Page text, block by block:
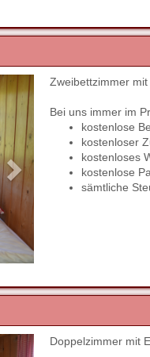
Next Zweibettzimmer
Bei uns immer im
kostenlose
kostenloser
kostenloses
kostenlose
sämtliche
Next Doppelzimmer mit